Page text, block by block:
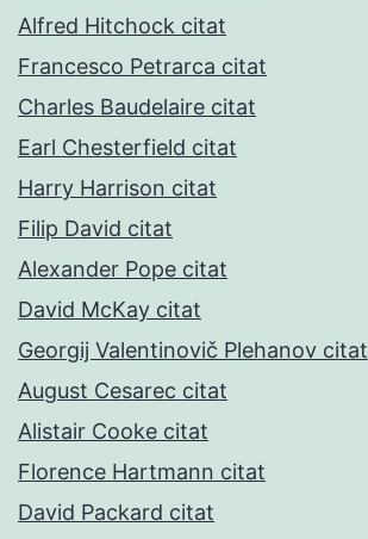
Alfred Hitchock citat
Francesco Petrarca citat
Charles Baudelaire citat
Earl Chesterfield citat
Harry Harrison citat
Filip David citat
Alexander Pope citat
David McKay citat
Georgij Valentinovič Plehanov citat
August Cesarec citat
Alistair Cooke citat
Florence Hartmann citat
David Packard citat